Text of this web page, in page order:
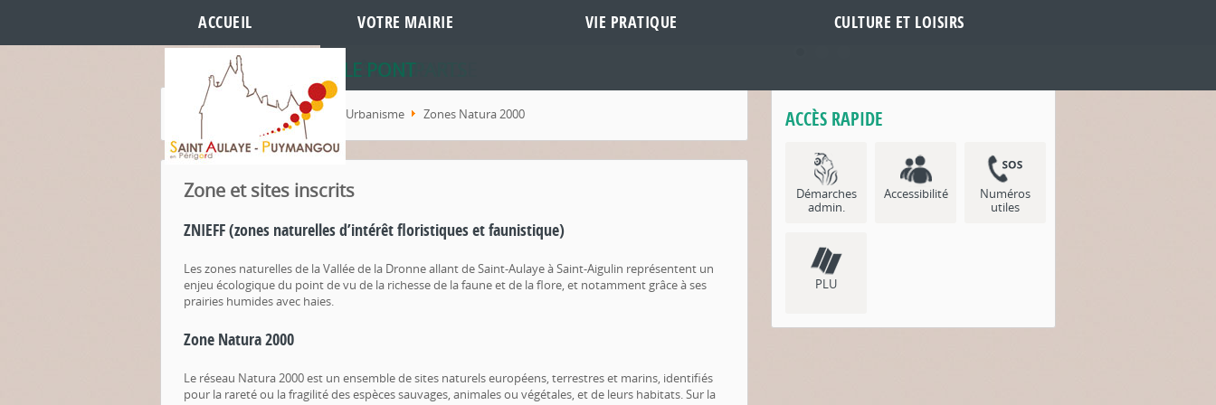
ACCUEIL VOTRE MAIRIE VIE PRATIQUE CULTURE ET LOISIRS
HÔTEL DE VILLE
LES REMPARTS
LE PONT
Votre Mairie Urbanisme Zones Natura 2000
Zone et sites inscrits
ZNIEFF (zones naturelles d’intérêt floristiques et faunistique)
Les zones naturelles de la Vallée de la Dronne allant de Saint-Aulaye à Saint-Aigulin représentent un
enjeu écologique du point de vu de la richesse de la faune et de la flore, et notamment grâce à ses
prairies humides avec haies.
Zone Natura 2000
Le réseau Natura 2000 est un ensemble de sites naturels européens, terrestres et marins, identifiés
pour la rareté ou la fragilité des espèces sauvages, animales ou végétales, et de leurs habitats. Sur la
ACCÈS RAPIDE
Démarches
admin.
Accessibilité
Numéros
utiles
PLU